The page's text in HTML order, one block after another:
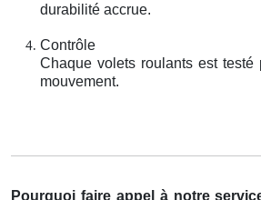
durabilité accrue.
Contrôle
Chaque volets roulants est testé
mouvement.
Pourquoi faire appel à notre